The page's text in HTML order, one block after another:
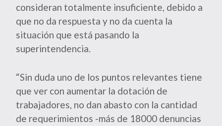
consideran totalmente insuficiente, debido a
que no da respuesta y no da cuenta la
situación que está pasando la
superintendencia.
“Sin duda uno de los puntos relevantes tiene
que ver con aumentar la dotación de
trabajadores, no dan abasto con la cantidad
de requerimientos -más de 18000 denuncias